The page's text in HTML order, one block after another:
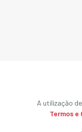
A utilização
Termos e